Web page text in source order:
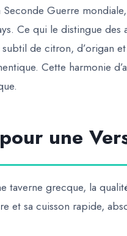
Guerre
Ce qui le distingue des
de citron, d’origan
Cette harmonie
une
taverne grecque, la
et sa cuisson rapide,